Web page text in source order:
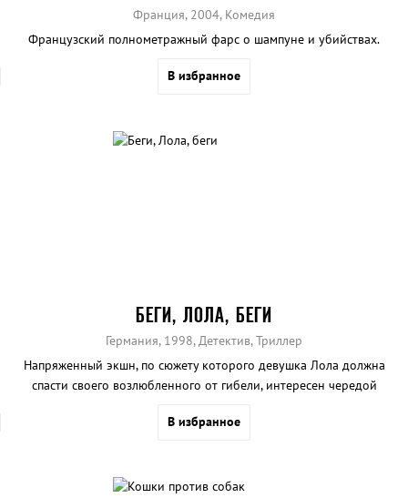
Франция, 2004, Комедия
Французский полнометражный фарс о шампуне и убийствах.
В избранное
БЕГИ, ЛОЛА, БЕГИ
Германия, 1998, Детектив, Триллер
Напряженный экшн, по сюжету которого девушка Лола должна
спасти своего возлюбленного от гибели, интересен чередой
В избранное